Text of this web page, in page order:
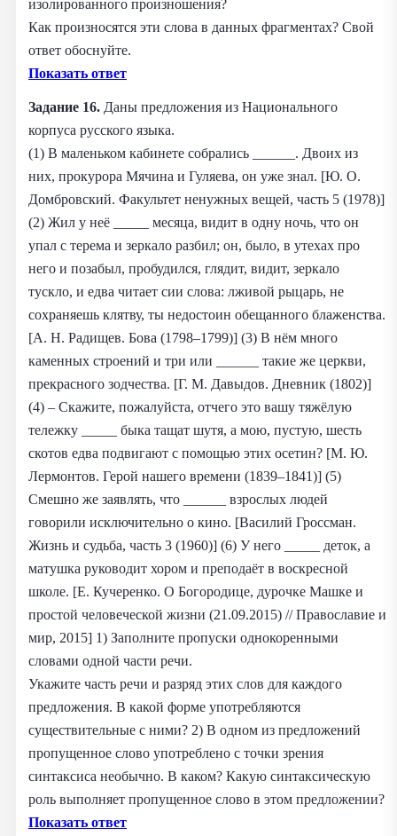
изолированного произношения?
Как произносятся эти слова в данных фрагментах? Свой
ответ обоснуйте.
Показать ответ
Задание 16. Даны предложения из Национального
корпуса русского языка.
(1) В маленьком кабинете собрались ______. Двоих из
них, прокурора Мячина и Гуляева, он уже знал. [Ю. О.
Домбровский. Факультет ненужных вещей, часть 5 (1978)]
(2) Жил у неё _____ месяца, видит в одну ночь, что он
упал с терема и зеркало разбил; он, было, в утехах про
него и позабыл, пробудился, глядит, видит, зеркало
тускло, и едва читает сии слова: лживой рыцарь, не
сохраняешь клятву, ты недостоин обещанного блаженства.
[А. Н. Радищев. Бова (1798–1799)] (3) В нём много
каменных строений и три или ______ такие же церкви,
прекрасного зодчества. [Г. М. Давыдов. Дневник (1802)]
(4) – Скажите, пожалуйста, отчего это вашу тяжёлую
тележку _____ быка тащат шутя, а мою, пустую, шесть
скотов едва подвигают с помощью этих осетин? [М. Ю.
Лермонтов. Герой нашего времени (1839–1841)] (5)
Смешно же заявлять, что ______ взрослых людей
говорили исключительно о кино. [Василий Гроссман.
Жизнь и судьба, часть 3 (1960)] (6) У него _____ деток, а
матушка руководит хором и преподаёт в воскресной
школе. [Е. Кучеренко. О Богородице, дурочке Машке и
простой человеческой жизни (21.09.2015) // Православие и
мир, 2015] 1) Заполните пропуски однокоренными
словами одной части речи.
Укажите часть речи и разряд этих слов для каждого
предложения. В какой форме употребляются
существительные с ними? 2) В одном из предложений
пропущенное слово употреблено с точки зрения
синтаксиса необычно. В каком? Какую синтаксическую
роль выполняет пропущенное слово в этом предложении?
Показать ответ